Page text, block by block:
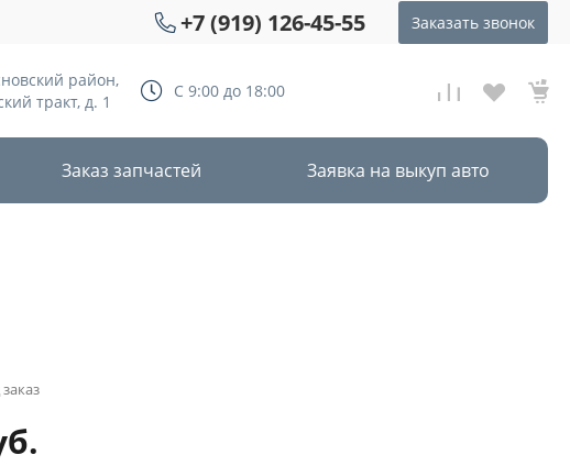
+7 (919) 126-45-55 Заказать звонок
район,
тракт, д. 1
С 9:00 до 18:00
Заказ запчастей Заявка на выкуп авто